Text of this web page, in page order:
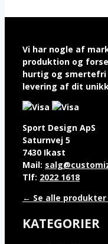
Vi har nogle af
produktion og
hurtig og
levering af dit
Sport Design ApS
Saturnvej 5
7430 Ikast
Mail:
Tlf: 2022 1618
← Se alle
KATEGORIER